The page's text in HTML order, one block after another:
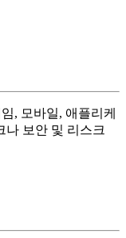
, 모바일, 애플리케
나 보안 및 리스크